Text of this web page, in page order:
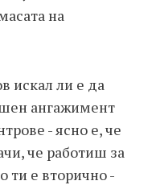
на
искал ли е да
ангажимент
- ясно е, че
че работиш за
ти е вторично -